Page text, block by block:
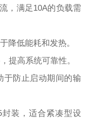
，满足10A的负载需
降低能耗和发热。
提高系统可靠性。
于防止启动期间的输
装，适合紧凑型设